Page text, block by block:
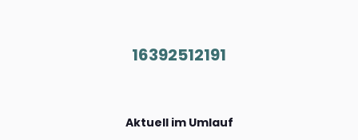
16392512191
Aktuell im Umlauf